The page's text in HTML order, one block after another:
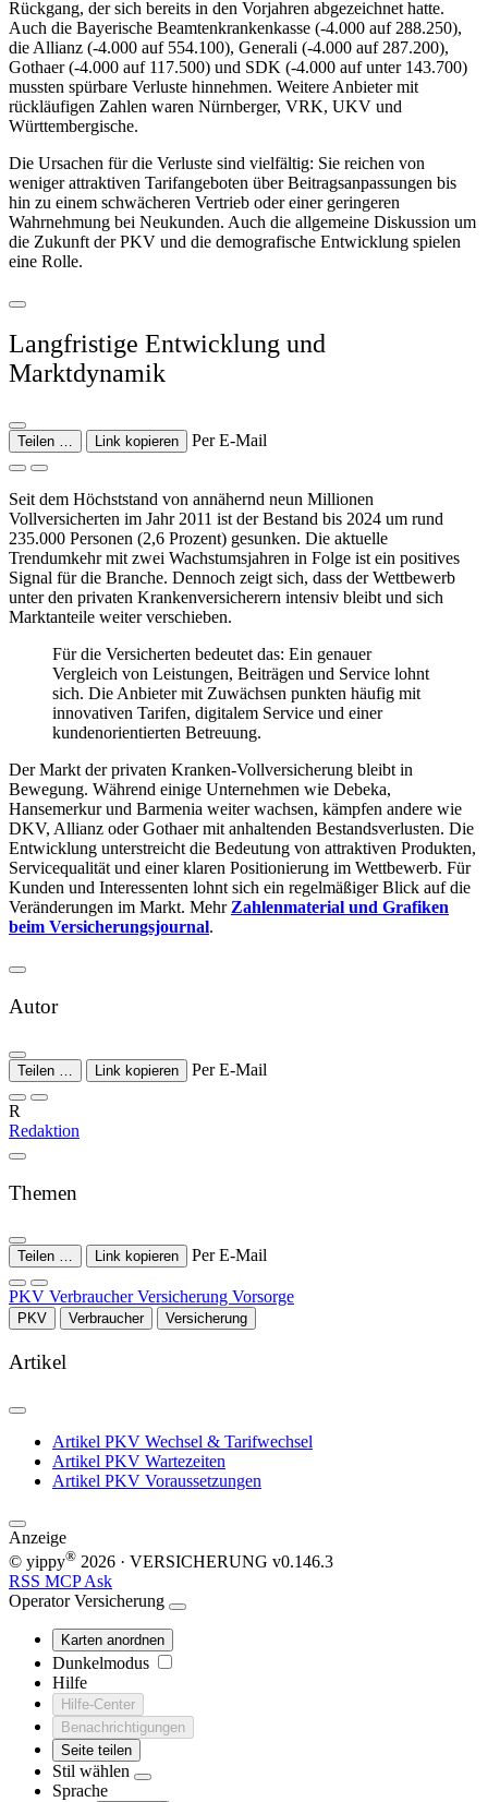
Rückgang, der sich bereits in den Vorjahren abgezeichnet hatte.
Auch die Bayerische Beamtenkrankenkasse (-4.000 auf 288.250),
die Allianz (-4.000 auf 554.100), Generali (-4.000 auf 287.200),
Gothaer (-4.000 auf 117.500) und SDK (-4.000 auf unter 143.700)
mussten spürbare Verluste hinnehmen. Weitere Anbieter mit
rückläufigen Zahlen waren Nürnberger, VRK, UKV und
Württembergische.
Die Ursachen für die Verluste sind vielfältig: Sie reichen von
weniger attraktiven Tarifangeboten über Beitragsanpassungen bis
hin zu einem schwächeren Vertrieb oder einer geringeren
Wahrnehmung bei Neukunden. Auch die allgemeine Diskussion um
die Zukunft der PKV und die demografische Entwicklung spielen
eine Rolle.
Langfristige Entwicklung und
Marktdynamik
Teilen … Link kopieren Per E-Mail
Seit dem Höchststand von annähernd neun Millionen
Vollversicherten im Jahr 2011 ist der Bestand bis 2024 um rund
235.000 Personen (2,6 Prozent) gesunken. Die aktuelle
Trendumkehr mit zwei Wachstumsjahren in Folge ist ein positives
Signal für die Branche. Dennoch zeigt sich, dass der Wettbewerb
unter den privaten Krankenversicherern intensiv bleibt und sich
Marktanteile weiter verschieben.
Für die Versicherten bedeutet das: Ein genauer
Vergleich von Leistungen, Beiträgen und Service lohnt
sich. Die Anbieter mit Zuwächsen punkten häufig mit
innovativen Tarifen, digitalem Service und einer
kundenorientierten Betreuung.
Der Markt der privaten Kranken-Vollversicherung bleibt in
Bewegung. Während einige Unternehmen wie Debeka,
Hansemerkur und Barmenia weiter wachsen, kämpfen andere wie
DKV, Allianz oder Gothaer mit anhaltenden Bestandsverlusten. Die
Entwicklung unterstreicht die Bedeutung von attraktiven Produkten,
Servicequalität und einer klaren Positionierung im Wettbewerb. Für
Kunden und Interessenten lohnt sich ein regelmäßiger Blick auf die
Veränderungen im Markt. Mehr Zahlenmaterial und Grafiken
beim Versicherungsjournal.
Autor
Teilen … Link kopieren Per E-Mail
R
Redaktion
Themen
Teilen … Link kopieren Per E-Mail
PKV VerbraucherVersicherung Vorsorge
PKV Verbraucher Versicherung
Artikel
Artikel PKV Wechsel & Tarifwechsel
Artikel PKV Wartezeiten
Artikel PKV Voraussetzungen
Anzeige
© yippy® 2026 · VERSICHERUNG v0.146.3
RSS MCPAsk
Operator Versicherung
Karten anordnen
Dunkelmodus
Hilfe
Hilfe-Center
Benachrichtigungen
Seite teilen
Stil wählen
Sprache